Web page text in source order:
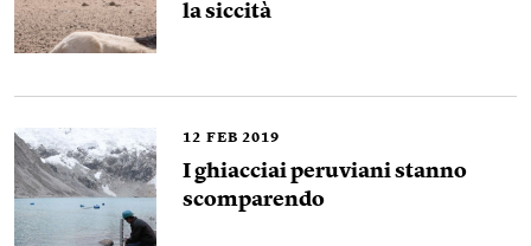
la siccità
12 FEB 2019
I ghiacciai peruviani stanno
scomparendo